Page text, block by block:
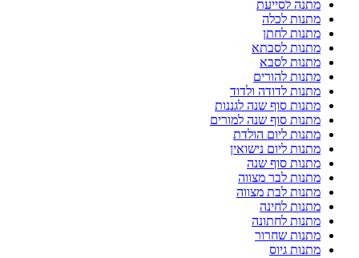
מתנה לסייעת
מתנות לכלה
מתנות לחתן
מתנות לסבתא
מתנות לסבא
מתנות להורים
מתנות לדודה ולדוד
מתנות סוף שנה לגננות
מתנות סוף שנה למורים
מתנות ליום הולדת
מתנות ליום נישואין
מתנות סוף שנה
מתנות לבר מצווה
מתנות לבת מצווה
מתנות לחינה
מתנות לחתונה
מתנות שחרור
מתנות גיוס